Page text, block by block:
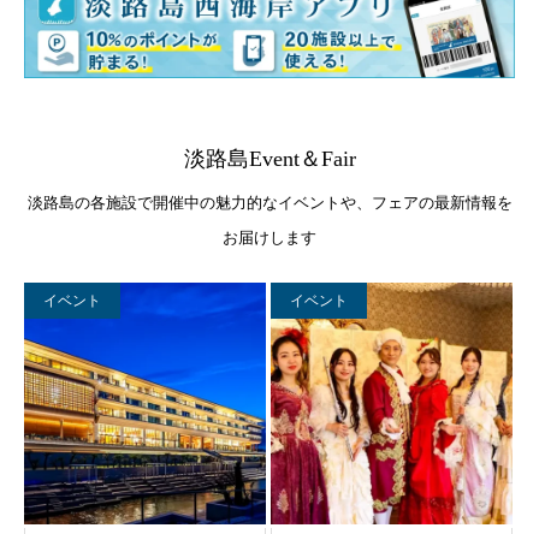
淡路島Event＆Fair
淡路島の各施設で開催中の魅力的なイベントや、フェアの最新情報を
お届けします
イベント イベント